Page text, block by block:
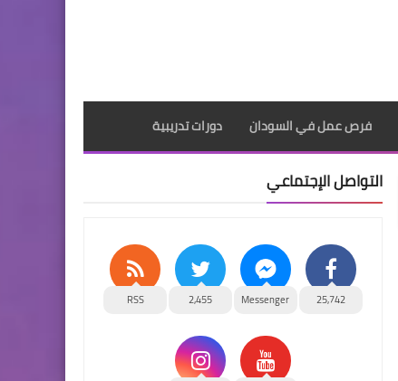
فرص عمل في السودان دورات تدريبية
التواصل الإجتماعي
25,742
Messenger
2,455
RSS